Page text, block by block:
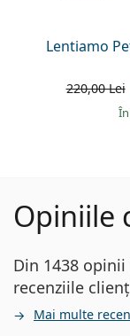
Lentiamo
220,00 Lei
Opiniile
Din 1438
recenziile
Mai multe